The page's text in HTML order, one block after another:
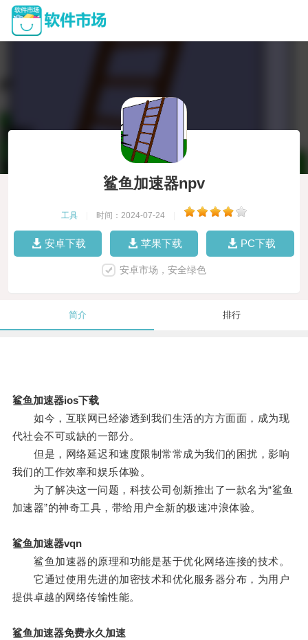
鲨鱼加速器npv
工具 时间：2024-07-24
安卓下载 苹果下载 PC下载
安卓市场，安全绿色
简介 排行
鲨鱼加速器ios下载
如今，互联网已经渗透到我们生活的方方面面，成为现
代社会不可或缺的一部分。
但是，网络延迟和速度限制常常成为我们的困扰，影响
我们的工作效率和娱乐体验。
为了解决这一问题，科技公司创新推出了一款名为“鲨鱼
加速器”的神奇工具，带给用户全新的极速冲浪体验。
鲨鱼加速器vqn
鲨鱼加速器的原理和功能是基于优化网络连接的技术。
它通过使用先进的加密技术和优化服务器分布，为用户
提供卓越的网络传输性能。
鲨鱼加速器免费永久加速